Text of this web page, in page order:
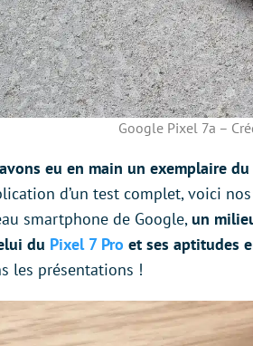
Google Pixel 7a –
eu en main un exemplaire
d’un test complet, voici
smartphone de Google, un
du Pixel 7 Pro et ses aptitudes
les présentations !